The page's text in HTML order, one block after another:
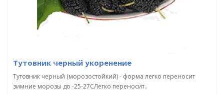
Тутовник черный укоренение
Тутовник черный (морозостойкий) - форма легко переносит
зимние морозы до -25-27СЛегко переносит..